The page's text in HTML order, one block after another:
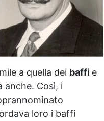
a quella dei baffi e
anche. Così, i
loro i baffi